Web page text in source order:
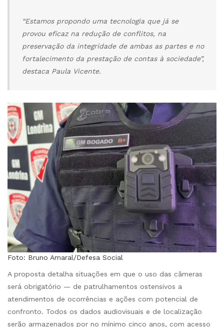
“Estamos propondo uma tecnologia que já se
provou eficaz na redução de conflitos, na
preservação da integridade de ambas as partes e no
fortalecimento da prestação de contas à sociedade”,
destaca Paula Vicente.
Foto: Bruno Amaral/Defesa Social
A proposta detalha situações em que o uso das câmeras
será obrigatório — de patrulhamentos ostensivos a
atendimentos de ocorrências e ações com potencial de
confronto. Todos os dados audiovisuais e de localização
serão armazenados por no mínimo cinco anos, com acesso